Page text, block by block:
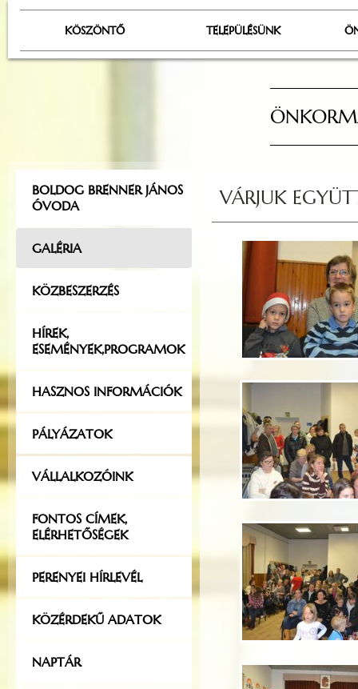
KÖSZÖNTŐ TELEPÜLÉSÜNK
BOLDOG BRENNER JÁNOS
ÓVODA
GALÉRIA
KÖZBESZERZÉS
HÍREK,
ESEMÉNYEK,PROGRAMOK
HASZNOS INFORMÁCIÓK
PÁLYÁZATOK
VÁLLALKOZÓINK
FONTOS CÍMEK,
ELÉRHETŐSÉGEK
PERENYEI HÍRLEVÉL
KÖZÉRDEKŰ ADATOK
NAPTÁR
VÁRJUK